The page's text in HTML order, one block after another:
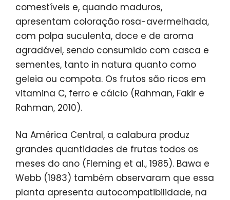
comestíveis e, quando maduros,
apresentam coloração rosa-avermelhada,
com polpa suculenta, doce e de aroma
agradável, sendo consumido com casca e
sementes, tanto in natura quanto como
geleia ou compota. Os frutos são ricos em
vitamina C, ferro e cálcio (Rahman, Fakir e
Rahman, 2010).
Na América Central, a calabura produz
grandes quantidades de frutas todos os
meses do ano (Fleming et al., 1985). Bawa e
Webb (1983) também observaram que essa
planta apresenta autocompatibilidade, na